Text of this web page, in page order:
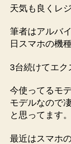
天気も良くレ
筆者はアルバ
日スマホの機
3台続けてエク
今使ってるモ
モデルなので
と思ってます。
最近はスマホ